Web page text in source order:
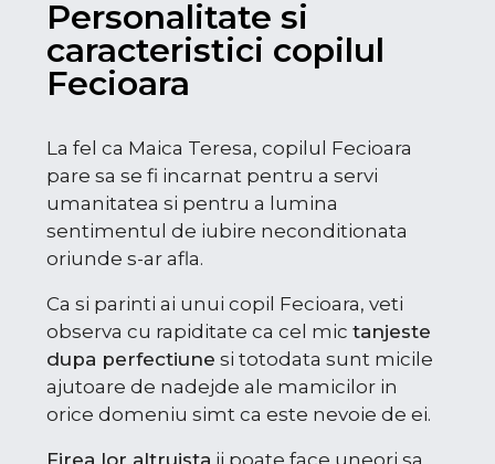
Personalitate si
caracteristici copilul
Fecioara
La fel ca Maica Teresa, copilul Fecioara
pare sa se fi incarnat pentru a servi
umanitatea si pentru a lumina
sentimentul de iubire neconditionata
oriunde s-ar afla.
Ca si parinti ai unui copil Fecioara, veti
observa cu rapiditate ca cel mic tanjeste
dupa perfectiune si totodata sunt micile
ajutoare de nadejde ale mamicilor in
orice domeniu simt ca este nevoie de ei.
Firea lor altruista ii poate face uneori sa